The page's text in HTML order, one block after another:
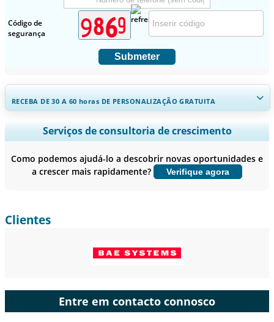
Código de
segurança
Submeter
RECEBA DE 30 A 60 horas DE PERSONALIZAÇÃO GRATUITA
Ampliar a cobertura regional e por país, Análise de segmentos,
Perfis de empresas, Benchmarking competitivo, e insights sobre o
Personalizar agora
Serviços de consultoria de crescimento
Como podemos ajudá-lo a descobrir novas oportunidades e
a crescer mais rapidamente?
Verifique agora
Clientes
Entre em contacto connosco